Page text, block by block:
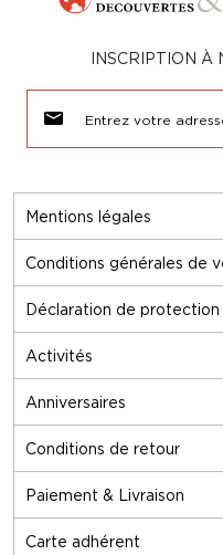
Mentions légales
Conditions générales de
Déclaration de protection
Activités
Anniversaires
Conditions de retour
Paiement & Livraison
Carte adhérent
INSCRIPTION